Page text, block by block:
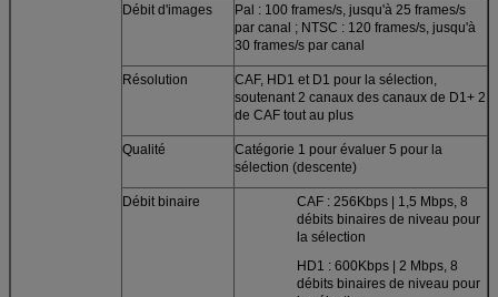
Débit d'images
Pal : 100 frames/s, jusqu'à 25 frames/s
par canal ; NTSC : 120 frames/s, jusqu'à
30 frames/s par canal
Résolution
CAF, HD1 et D1 pour la sélection,
soutenant 2 canaux des canaux de D1+ 2
de CAF tout au plus
Qualité
Catégorie 1 pour évaluer 5 pour la
sélection (descente)
Débit binaire
CAF : 256Kbps | 1,5 Mbps, 8
débits binaires de niveau pour
la sélection
HD1 : 600Kbps | 2 Mbps, 8
débits binaires de niveau pour